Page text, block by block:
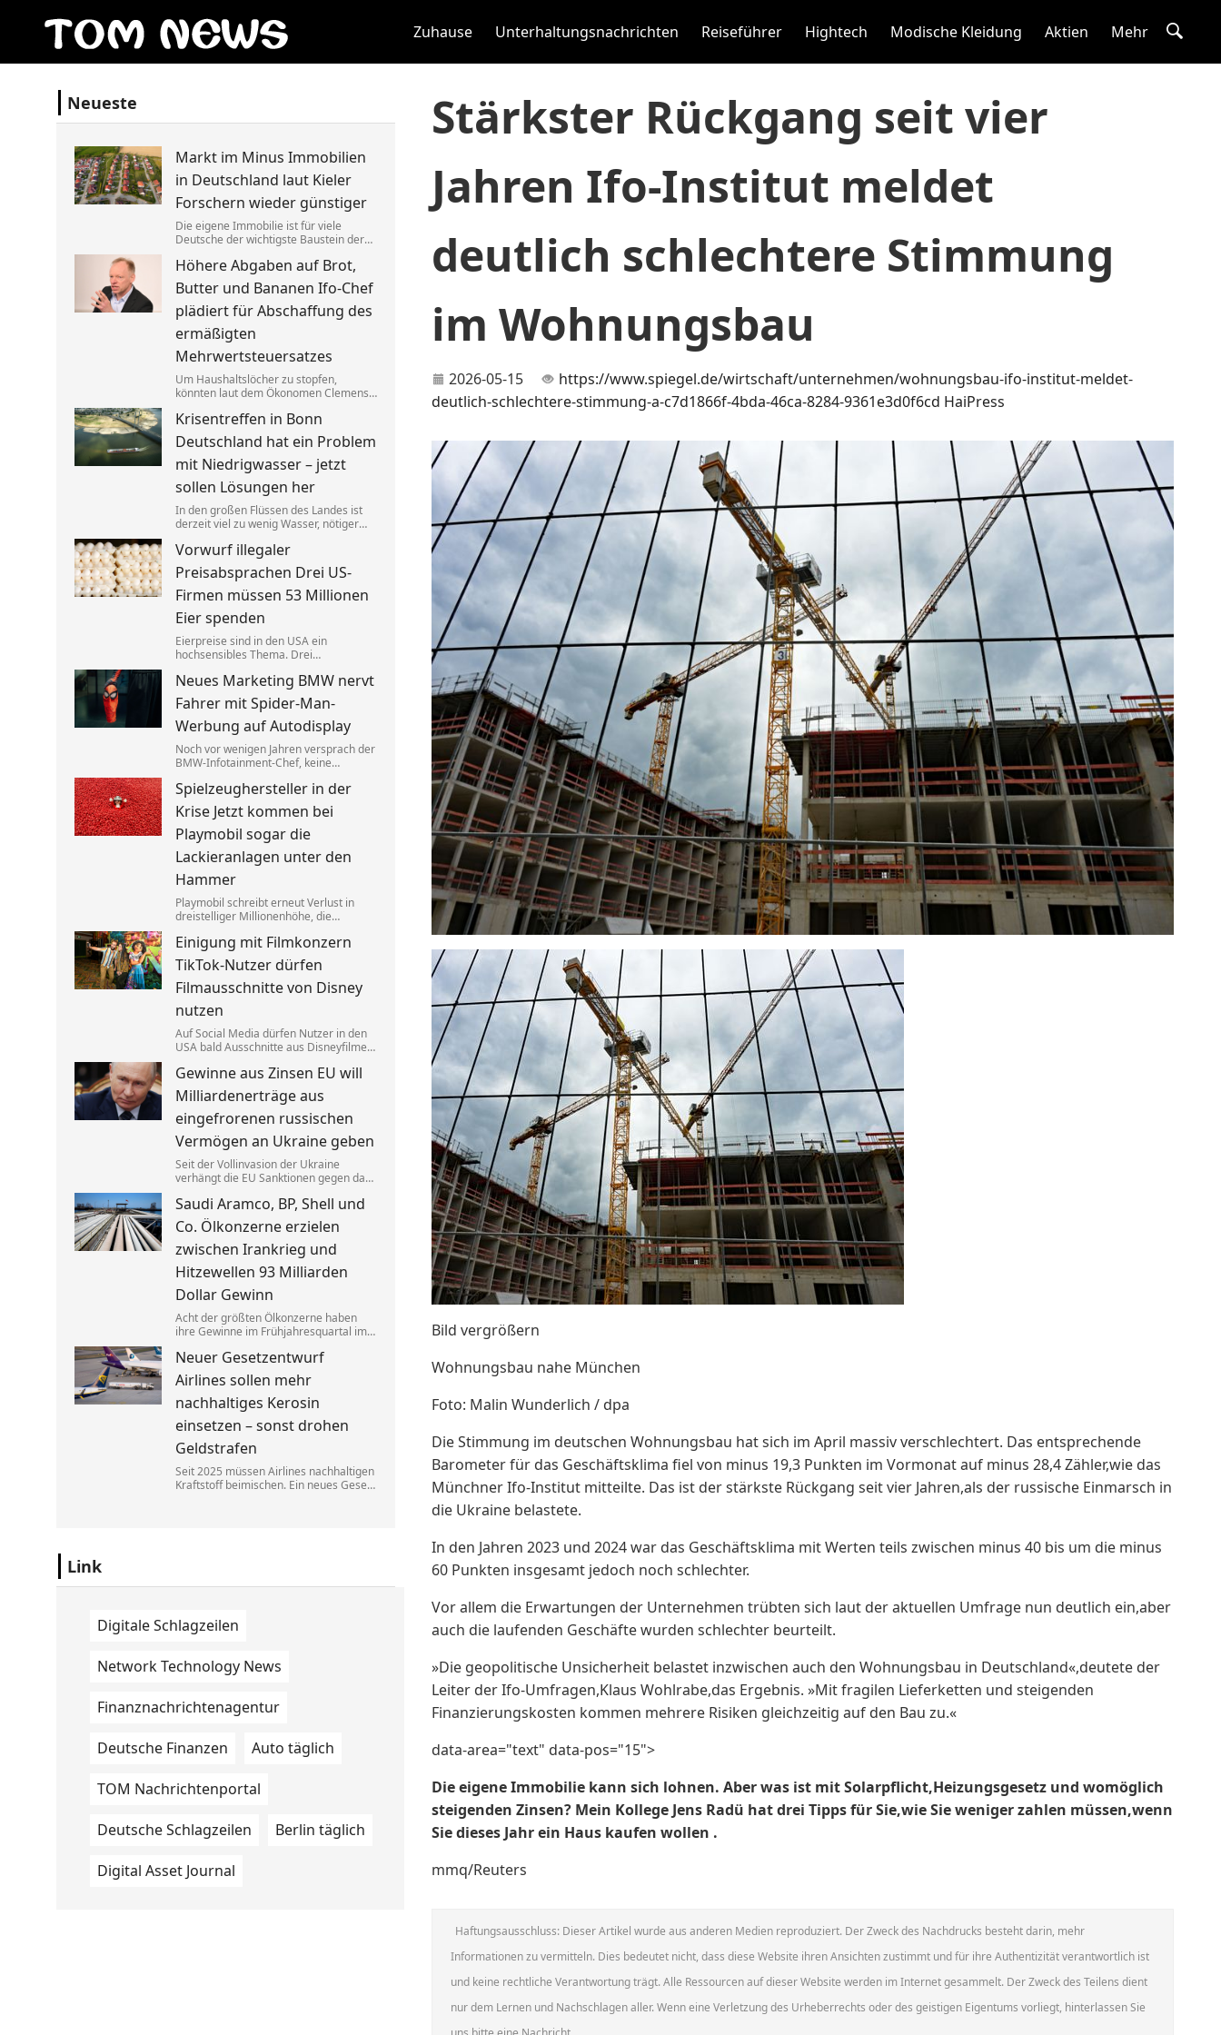
Zuhause Unterhaltungsnachrichten Reiseführer Hightech Modische Kleidung Aktien Mehr
Neueste
Markt im Minus Immobilien
in Deutschland laut Kieler
Forschern wieder günstiger
Die eigene Immobilie ist für viele
Deutsche der wichtigste Baustein der
Inflation und Kaufkraft sind
Wohnimmobilien laut einer Studie
heute aber weniger wert als vor einem
Jahr.
Höhere Abgaben auf Brot,
Butter und Bananen Ifo-Chef
plädiert für Abschaffung des
ermäßigten
Mehrwertsteuersatzes
Um Haushaltslöcher zu stopfen,
könnten laut dem Ökonomen Clemens
bezahlen. Bedürftige sollten dagegen
an anderer Stelle gezielt entlastet
werden.
Krisentreffen in Bonn
Deutschland hat ein Problem
mit Niedrigwasser – jetzt
sollen Lösungen her
In den großen Flüssen des Landes ist
derzeit viel zu wenig Wasser, nötiger
Verkehrsminister Steffen Bilger lädt
nun zum Krisengespräch. Industrie- und
Schifffahrtsverbände haben vorab klare
Forderungen.
Vorwurf illegaler
Preisabsprachen Drei US-
Firmen müssen 53 Millionen
Eier spenden
Eierpreise sind in den USA ein
hochsensibles Thema. Drei
sich dabei illegalerweise abgesprochen
zu haben. Sie einigten sich mit der Justiz
– und liefern jetzt im großen Stil.
Neues Marketing BMW nervt
Fahrer mit Spider-Man-
Werbung auf Autodisplay
Noch vor wenigen Jahren versprach der
BMW-Infotainment-Chef, keine
Nun zeigen bestimmte Modelle einen
Clip für einen neuen Film. BMW sagt,
das sei gar keine Werbung.
Spielzeughersteller in der
Krise Jetzt kommen bei
Playmobil sogar die
Lackieranlagen unter den
Hammer
Playmobil schreibt erneut Verlust in
dreistelliger Millionenhöhe, die
Vorzeigeunternehmens wandert ins
Ausland. Getrieben wird die Krise auch
von eklatantem Missmanagement.
Einigung mit Filmkonzern
TikTok-Nutzer dürfen
Filmausschnitte von Disney
nutzen
Auf Social Media dürfen Nutzer in den
USA bald Ausschnitte aus Disneyfilmen
Marvel, Star Wars und Co. benutzen. Im
Gegenzug hat Disney auch Anspruch
auf ihre Kurzvideos.
Gewinne aus Zinsen EU will
Milliardenerträge aus
eingefrorenen russischen
Vermögen an Ukraine geben
Seit der Vollinvasion der Ukraine
verhängt die EU Sanktionen gegen das
Gelder wurden festgesetzt, die Erträge
aus den Zinsen sollen jetzt Kyjiw
zugutekommen.
Saudi Aramco, BP, Shell und
Co. Ölkonzerne erzielen
zwischen Irankrieg und
Hitzewellen 93 Milliarden
Dollar Gewinn
Acht der größten Ölkonzerne haben
ihre Gewinne im Frühjahresquartal im
Die neuen Zahlen heizen die Debatte
über eine Übergewinnsteuer an.
Neuer Gesetzentwurf
Airlines sollen mehr
nachhaltiges Kerosin
einsetzen – sonst drohen
Geldstrafen
Seit 2025 müssen Airlines nachhaltigen
Kraftstoff beimischen. Ein neues Gesetz
Link
Digitale Schlagzeilen
Network Technology News
Finanznachrichtenagentur
Deutsche Finanzen Auto täglich
TOM Nachrichtenportal
Deutsche Schlagzeilen Berlin täglich
Digital Asset Journal
Stärkster Rückgang seit vier
Jahren Ifo-Institut meldet
deutlich schlechtere Stimmung
im Wohnungsbau
2026-05-15
https://www.spiegel.de/wirtschaft/unternehmen/wohnungsbau-ifo-institut-meldet-
deutlich-schlechtere-stimmung-a-c7d1866f-4bda-46ca-8284-9361e3d0f6cd HaiPress
Bild vergrößern
Wohnungsbau nahe München
Foto: Malin Wunderlich / dpa
Die Stimmung im deutschen Wohnungsbau hat sich im April massiv verschlechtert. Das entsprechende
Barometer für das Geschäftsklima fiel von ​minus 19,3 Punkten im Vormonat auf minus 28,4 Zähler,wie das
Münchner Ifo-Institut mitteilte. Das ist der stärkste Rückgang seit vier Jahren,als der russische Einmarsch in
die Ukraine belastete.
In den Jahren 2023 und 2024 war das Geschäftsklima mit Werten teils zwischen minus 40 bis um die minus
60 Punkten insgesamt jedoch noch schlechter.
Vor allem die Erwartungen der Unternehmen trübten sich laut der aktuellen Umfrage nun deutlich ein,aber
auch die laufenden Geschäfte wurden schlechter beurteilt.
»Die geopolitische Unsicherheit belastet inzwischen auch den Wohnungsbau in ​Deutschland«,deutete der
Leiter der Ifo-Umfragen,Klaus Wohlrabe,das Ergebnis. »Mit fragilen Lieferketten und steigenden
Finanzierungskosten kommen mehrere Risiken ⁠gleichzeitig ⁠auf den Bau zu.«
data-area="text" data-pos="15">
Die eigene Immobilie kann sich lohnen. Aber was ist mit Solarpflicht,Heizungsgesetz und womöglich
steigenden Zinsen? Mein Kollege Jens Radü hat drei Tipps für Sie,wie Sie weniger zahlen müssen,wenn
Sie dieses Jahr ein Haus kaufen wollen .
mmq/Reuters
Haftungsausschluss: Dieser Artikel wurde aus anderen Medien reproduziert. Der Zweck des Nachdrucks besteht darin, mehr
Informationen zu vermitteln. Dies bedeutet nicht, dass diese Website ihren Ansichten zustimmt und für ihre Authentizität verantwortlich ist
und keine rechtliche Verantwortung trägt. Alle Ressourcen auf dieser Website werden im Internet gesammelt. Der Zweck des Teilens dient
nur dem Lernen und Nachschlagen aller. Wenn eine Verletzung des Urheberrechts oder des geistigen Eigentums vorliegt, hinterlassen Sie